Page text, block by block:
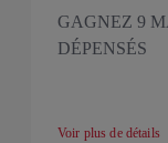
GAGNEZ 9
DÉPENSÉS
Voir plus de détails